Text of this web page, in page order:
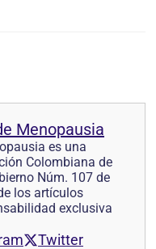
Menopausia
es una
Colombiana de
Núm. 107 de
los artículos
exclusiva
Twitter